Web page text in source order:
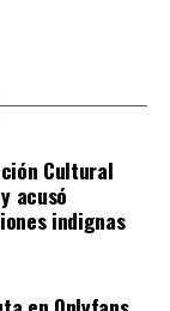
que
y reiteró que
que siga
expresó.
Cultural
acusó
indignas